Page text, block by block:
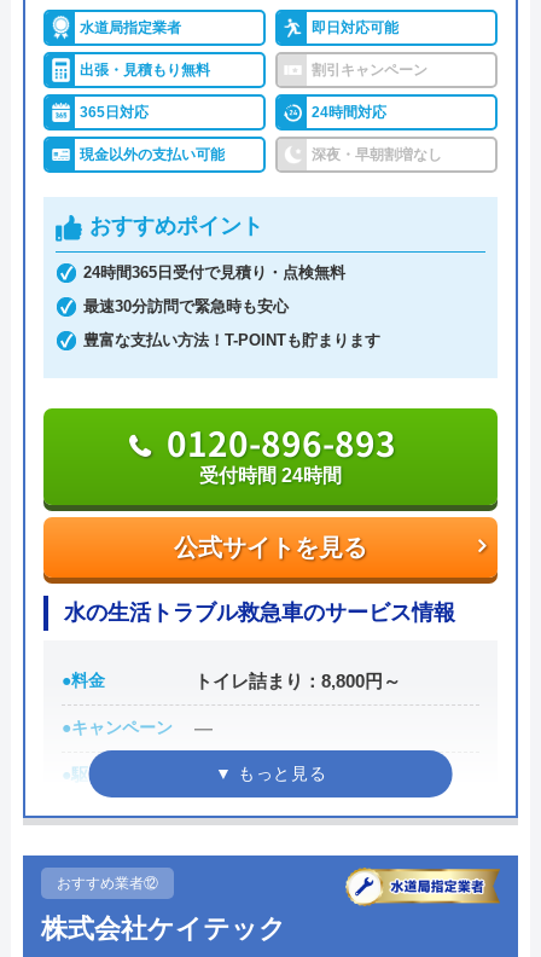
n.
2 か月前
鍵のトラブルで緊急であけてもらえたのは助
かりました。 しかし、鍵の交換の見積もり
各企業とも高すぎるとのご指摘があった。
解錠してもらった金額も不安になり、色んな
業者の方にも領収書をみせた所、結構とられ
ましたねとの事。 うちではこんな金額はし
ません。との事だった、、、 改めて確認し
たら、鍵屋に相場観はないと言われた。 焦
っている心理状態につけ込んで高い金額を提
示している企業なのかと感じてしまった。
Googleクチコミを見る
ご依頼時に条件を満たせば1,000円の割引を受けられ
るので、忘れずにご依頼ください。
公式サイトを見る
0120-180-666
グローバルメンテナンスのクチコ
ミ on
3 （4 件のクチコミ）
※クチコミの内容について
R F
1 か月前
リフォーム依頼しました、工事漏れありま
す。 工事終わったあと、連絡取れなくなり
ました。 困ってます。オススメできない業
者です。
水道局指定業者 即日対応可能
出張・見積もり無料 割引キャンペーン
365日対応 24時間対応
現金以外の支払い可能 深夜・早朝割増なし
おすすめポイント
24時間365日受付で見積り・点検無料
最速30分訪問で緊急時も安心
豊富な支払い方法！T-POINTも貯まります
公式サイトを見る
0120-896-893
受付時間 24時間
水の生活トラブル救急車のサービス情報
●料金 トイレ詰まり：8,800円～
●キャンペーン ―
●駆けつけ時間 最短30分
●受付時間 24時間
●定休日
●出張見積もり
見積もり無料 ※お見積りの為にお
伺いは致しません
おすすめ業者⑫
株式会社ケイテック